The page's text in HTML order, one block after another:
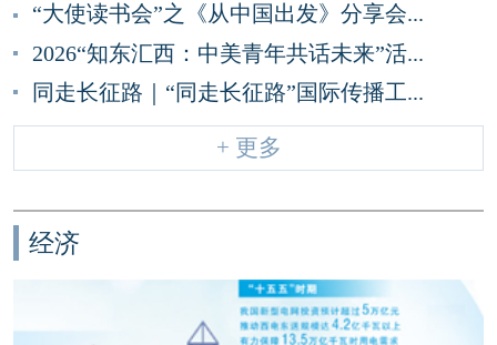
“大使读书会”之《从中国出发》分享会...
2026“知东汇西：中美青年共话未来”活...
同走长征路｜“同走长征路”国际传播工...
+ 更多
经济